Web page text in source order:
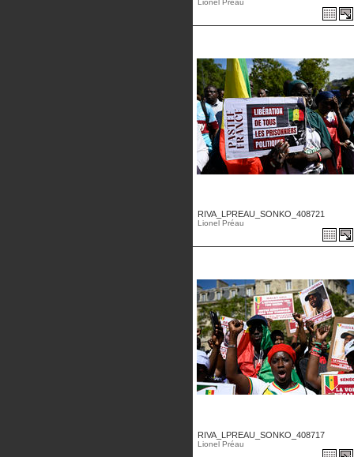
Lionel Préau
RIVA_LPREAU_SONKO_408721
Lionel Préau
RIVA_LPREAU_SONKO_408717
Lionel Préau